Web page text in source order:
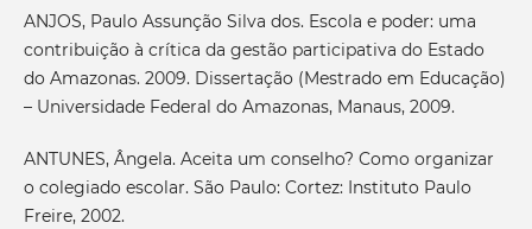
ANJOS, Paulo Assunção Silva dos. Escola e poder: uma
contribuição à crítica da gestão participativa do Estado
do Amazonas. 2009. Dissertação (Mestrado em Educação)
– Universidade Federal do Amazonas, Manaus, 2009.
ANTUNES, Ângela. Aceita um conselho? Como organizar
o colegiado escolar. São Paulo: Cortez: Instituto Paulo
Freire, 2002.